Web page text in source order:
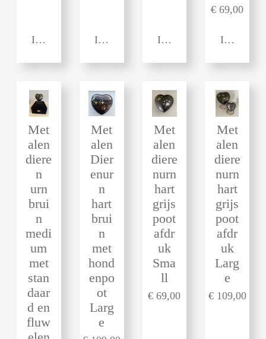
In winkelwagenIn winkelwagenIn winkelwagen
€ 69,00
In
Met
alen
diere
n
urn
brui
n
medi
um
met
stan
daar
d en
fluw
Met
alen
Dier
enur
n
hart
brui
n
met
hond
enpo
ot
Larg
e
Met
alen
diere
nurn
hart
grijs
poot
afdr
uk
Sma
ll
€ 69,00
Met
alen
diere
nurn
hart
grijs
poot
afdr
uk
Larg
e
€ 109,00